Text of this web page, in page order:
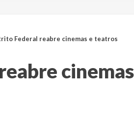
Federal reabre cinemas e teatros